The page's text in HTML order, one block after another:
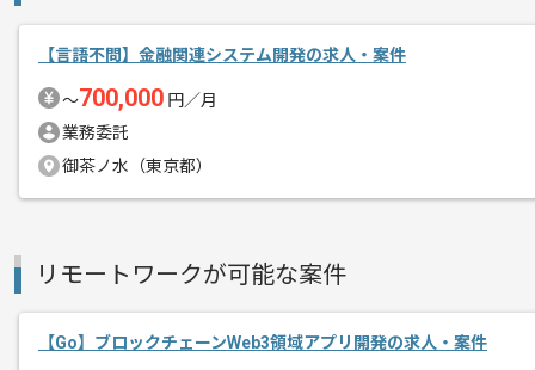
精算・お支払い
精算条件
有
その他募集要項
募集人数
作業開始日
2025/03/17
【言語不問】金融関連システム開発の求人・案件
〜700,000 円／月
業務委託
御茶ノ水（東京都）
リモートワークが可能な案件
【Go】ブロックチェーンWeb3領域アプリ開発の求人・案件